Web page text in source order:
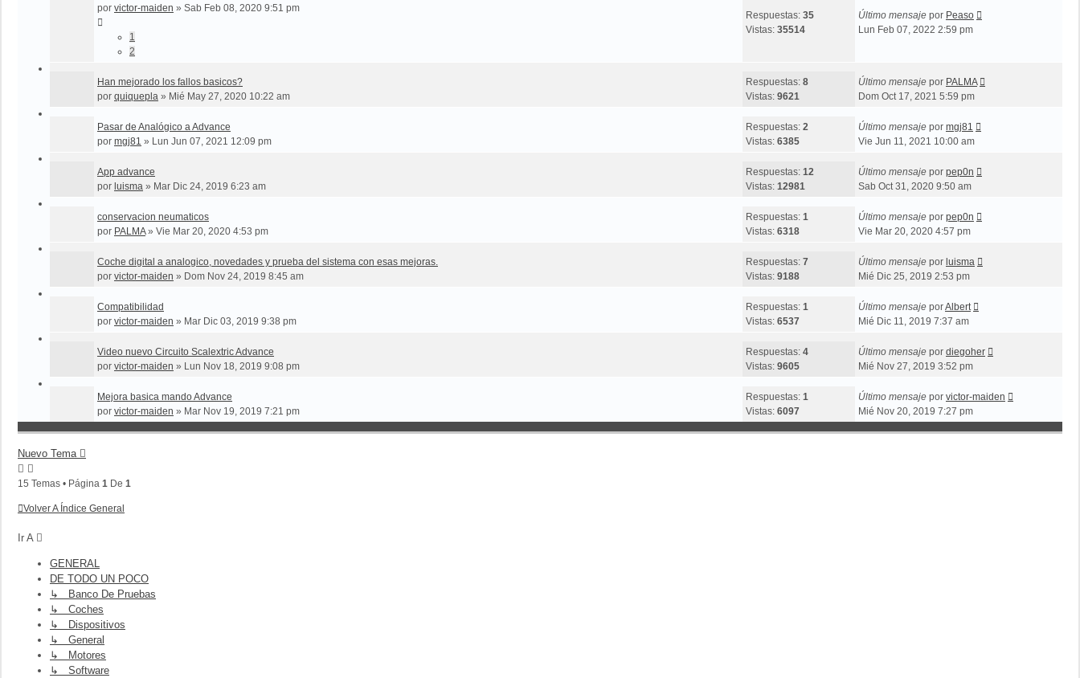
por victor-maiden » Sab Feb 08, 2020 9:51 pm
1
2
Respuestas: 35
Vistas: 35514
Último mensaje por Peaso
Lun Feb 07, 2022 2:59 pm
Han mejorado los fallos basicos?
por quiquepla » Mié May 27, 2020 10:22 am
Respuestas: 8
Vistas: 9621
Último mensaje por PALMA
Dom Oct 17, 2021 5:59 pm
Pasar de Analógico a Advance
por mgj81 » Lun Jun 07, 2021 12:09 pm
Respuestas: 2
Vistas: 6385
Último mensaje por mgj81
Vie Jun 11, 2021 10:00 am
App advance
por luisma » Mar Dic 24, 2019 6:23 am
Respuestas: 12
Vistas: 12981
Último mensaje por pep0n
Sab Oct 31, 2020 9:50 am
conservacion neumaticos
por PALMA» Vie Mar 20, 2020 4:53 pm
Respuestas: 1
Vistas: 6318
Último mensaje por pep0n
Vie Mar 20, 2020 4:57 pm
Coche digital a analogico, novedades y prueba del sistema con esas mejoras.
por victor-maiden » Dom Nov 24, 2019 8:45 am
Respuestas: 7
Vistas: 9188
Último mensaje por luisma
Mié Dic 25, 2019 2:53 pm
Compatibilidad
por victor-maiden » Mar Dic 03, 2019 9:38 pm
Respuestas: 1
Vistas: 6537
Último mensaje porAlbert
Mié Dic 11, 2019 7:37 am
Video nuevo Circuito Scalextric Advance
por victor-maiden » Lun Nov 18, 2019 9:08 pm
Respuestas: 4
Vistas: 9605
Último mensaje por diegoher
Mié Nov 27, 2019 3:52 pm
Mejora basica mando Advance
por victor-maiden » Mar Nov 19, 2019 7:21 pm
Respuestas: 1
Vistas: 6097
Último mensaje por victor-maiden
Mié Nov 20, 2019 7:27 pm
Nuevo Tema
15 Temas • Página 1 De 1
Volver A Índice General
Ir A
GENERAL
DE TODO UN POCO
↳ Banco De Pruebas
↳ Coches
↳ Dispositivos
↳ General
↳ Motores
↳ Software